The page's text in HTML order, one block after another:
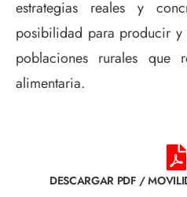
estrategias reales y
posibilidad para producir
poblaciones rurales que
alimentaria.
DESCARGAR PDF /